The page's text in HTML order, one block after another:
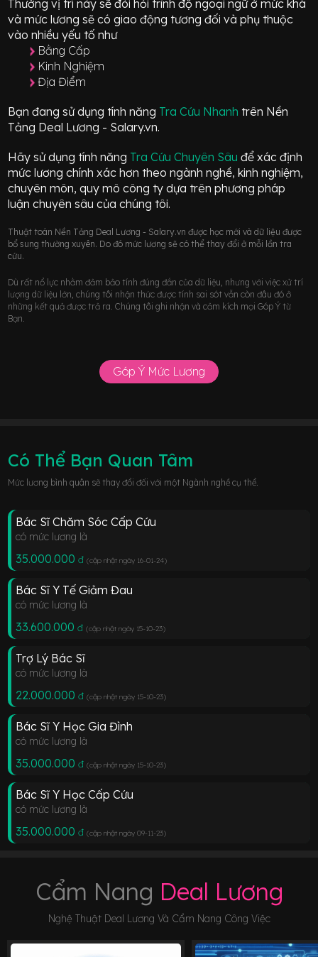
Thường vị trí này sẽ đòi hỏi trình độ ngoại ngữ ở mức khá
và mức lương sẽ có giao động tương đối và phụ thuộc
vào nhiều yếu tố như
Bằng Cấp
Kinh Nghiệm
Địa Điểm
Bạn đang sử dụng tính năng Tra Cứu Nhanh trên Nền
Tảng Deal Lương - Salary.vn.
Hãy sử dụng tính năng Tra Cứu Chuyên Sâuđể xác định
mức lương chính xác hơn theo ngành nghề, kinh nghiệm,
chuyên môn, quy mô công ty dựa trên phương pháp
luận chuyên sâu của chúng tôi.
Thuật toán Nền Tảng Deal Lương - Salary.vn được học mới và dữ liệu được
bổ sung thường xuyên. Do đó mức lương sẽ có thể thay đổi ở mỗi lần tra
cứu.
Dù rất nổ lực nhằm đảm bảo tính đúng đắn của dữ liệu, nhưng với việc xử trí
lượng dữ liệu lớn, chúng tôi nhận thức được tính sai sót vẫn còn đâu đó ở
những kết quả được trả ra. Chúng tôi ghi nhận và cảm kích mọi Góp Ý từ
Bạn.
Góp Ý Mức Lương
Có Thể Bạn Quan Tâm
Mức lương bình quân sẽ thay đổi đối với một Ngành nghề cụ thể.
Bác Sĩ Chăm Sóc Cấp Cứu
có mức lương là
35.000.000 đ (cập nhật ngày 16-01-24)
Bác Sĩ Y Tế Giảm Đau
có mức lương là
33.600.000 đ (cập nhật ngày 15-10-23)
Trợ Lý Bác Sĩ
có mức lương là
22.000.000 đ (cập nhật ngày 15-10-23)
Bác Sĩ Y Học Gia Đình
có mức lương là
35.000.000 đ (cập nhật ngày 15-10-23)
Bác Sĩ Y Học Cấp Cứu
có mức lương là
35.000.000 đ (cập nhật ngày 09-11-23)
Cẩm Nang Deal Lương
Nghệ Thuật Deal Lương Và Cẩm Nang Công Việc